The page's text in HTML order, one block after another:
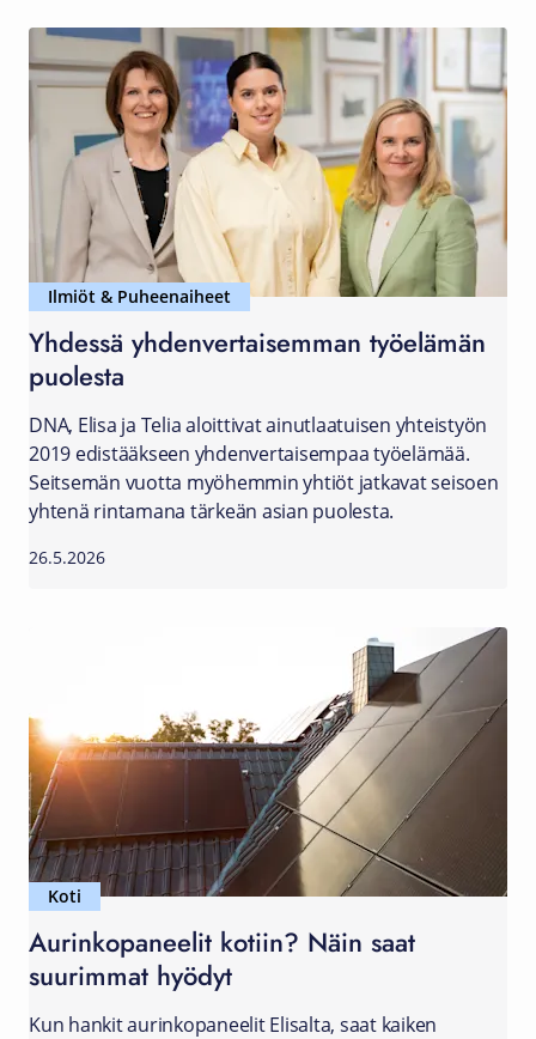
Ilmiöt & Puheenaiheet
Yhdessä yhdenvertaisemman työelämän
puolesta
DNA, Elisa ja Telia aloittivat ainutlaatuisen yhteistyön
2019 edistääkseen yhdenvertaisempaa työelämää.
Seitsemän vuotta myöhemmin yhtiöt jatkavat seisoen
yhtenä rintamana tärkeän asian puolesta.
26.5.2026
Koti
Aurinkopaneelit kotiin? Näin saat
suurimmat hyödyt
Kun hankit aurinkopaneelit Elisalta, saat kaiken